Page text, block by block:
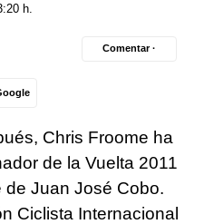
h.
Comentar ·
Chris Froome ha
de la Vuelta 2011
de Juan José Cobo.
Ciclista Internacional